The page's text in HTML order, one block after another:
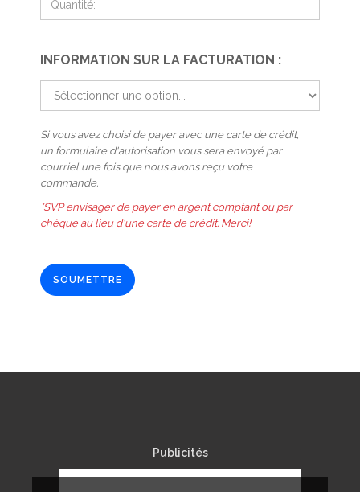
INFORMATION SUR LA FACTURATION :
Si vous avez choisi de payer avec une carte de crédit,
un formulaire d'autorisation vous sera envoyé par
courriel une fois que nous avons reçu votre
commande.
*SVP envisager de payer en argent comptant ou par
chèque au lieu d'une carte de crédit. Merci!
Publicités